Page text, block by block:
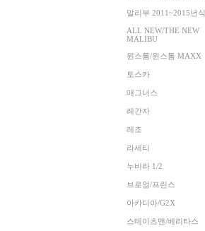
말리부 2011~2015년식
ALL NEW/THE NEW
MALIBU
윈스톰/윈스톰 MAXX
토스카
매그너스
레간자
레조
라세티
누비라 1/2
브로엄/프린스
아카디아/G2X
스테이츠맨/베리타스